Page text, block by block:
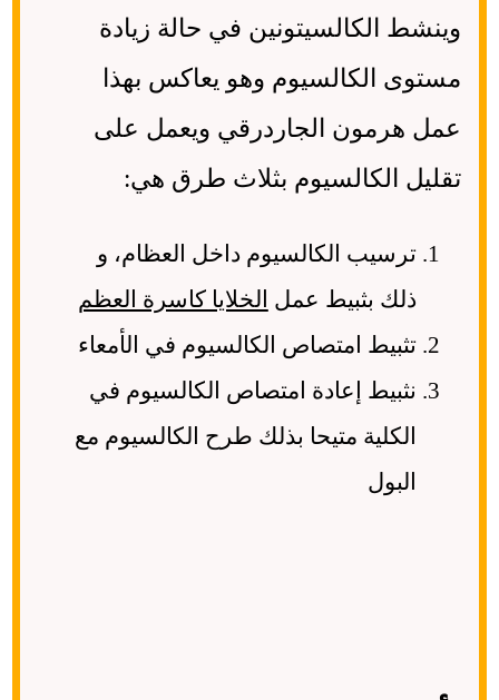
وينشط الكالسيتونين في حالة زيادة
مستوى الكالسيوم وهو يعاكس بهذا
عمل هرمون الجاردرقي ويعمل على
تقليل الكالسيوم بثلاث طرق هي:
ترسيب الكالسيوم داخل العظام، و
ذلك بثبيط عمل الخلايا كاسرة العظم
تثبيط امتصاص الكالسيوم في الأمعاء
نثبيط إعادة امتصاص الكالسيوم في
الكلية متيحا بذلك طرح الكالسيوم مع
البول